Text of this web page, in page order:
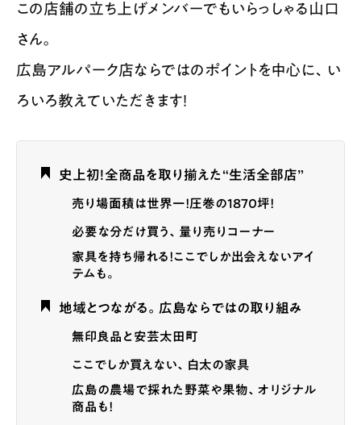
この店舗の立ち上げメンバーでもいらっしゃる山口
さん。
広島アルパーク店ならではのポイントを中心に、い
ろいろ教えていただきます！
史上初！全商品を取り揃えた“生活全部店”
売り場面積は世界一！圧巻の1870坪！
必要な分だけ買う、量り売りコーナー
家具を持ち帰れる！ここでしか出会えないアイ
テムも。
地域とつながる。広島ならではの取り組み
無印良品と安芸太田町
ここでしか買えない、白太の家具
広島の農場で採れた野菜や果物、オリジナル
商品も！